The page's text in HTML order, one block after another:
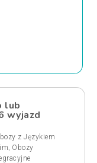
lub
wyjazd
z Językiem
, Obozy